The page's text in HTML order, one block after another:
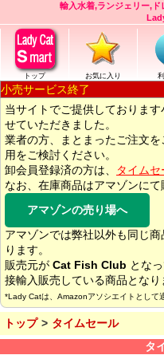
輸入水着,ランジェリー,
トップ お気に入り
小売サービス終了
当サイトでご提供しておりま
せていただきました。
業者の方、まとまったご注文を
用をご検討ください。
卸会員登録済の方は、
タイム
なお、在庫商品はアマゾンにて
アマゾンの売り場へ
アマゾンでは弊社以外も同じ
ります。
販売元が Cat Fish Club とな
接輸入販売している商品となり
*Lady Catは、Amazonアソシエイトとして
トップ
タイムセール
タ